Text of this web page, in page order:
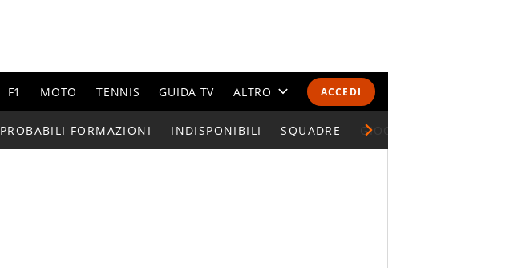
ACCEDI
F1 MOTO TENNIS GUIDA TV ALTRO
CALENDARI E CLASSIFICHE
PROBABILI FORMAZIONI INDISPONIBILI SQUADRE GIOCATORI SERIE A